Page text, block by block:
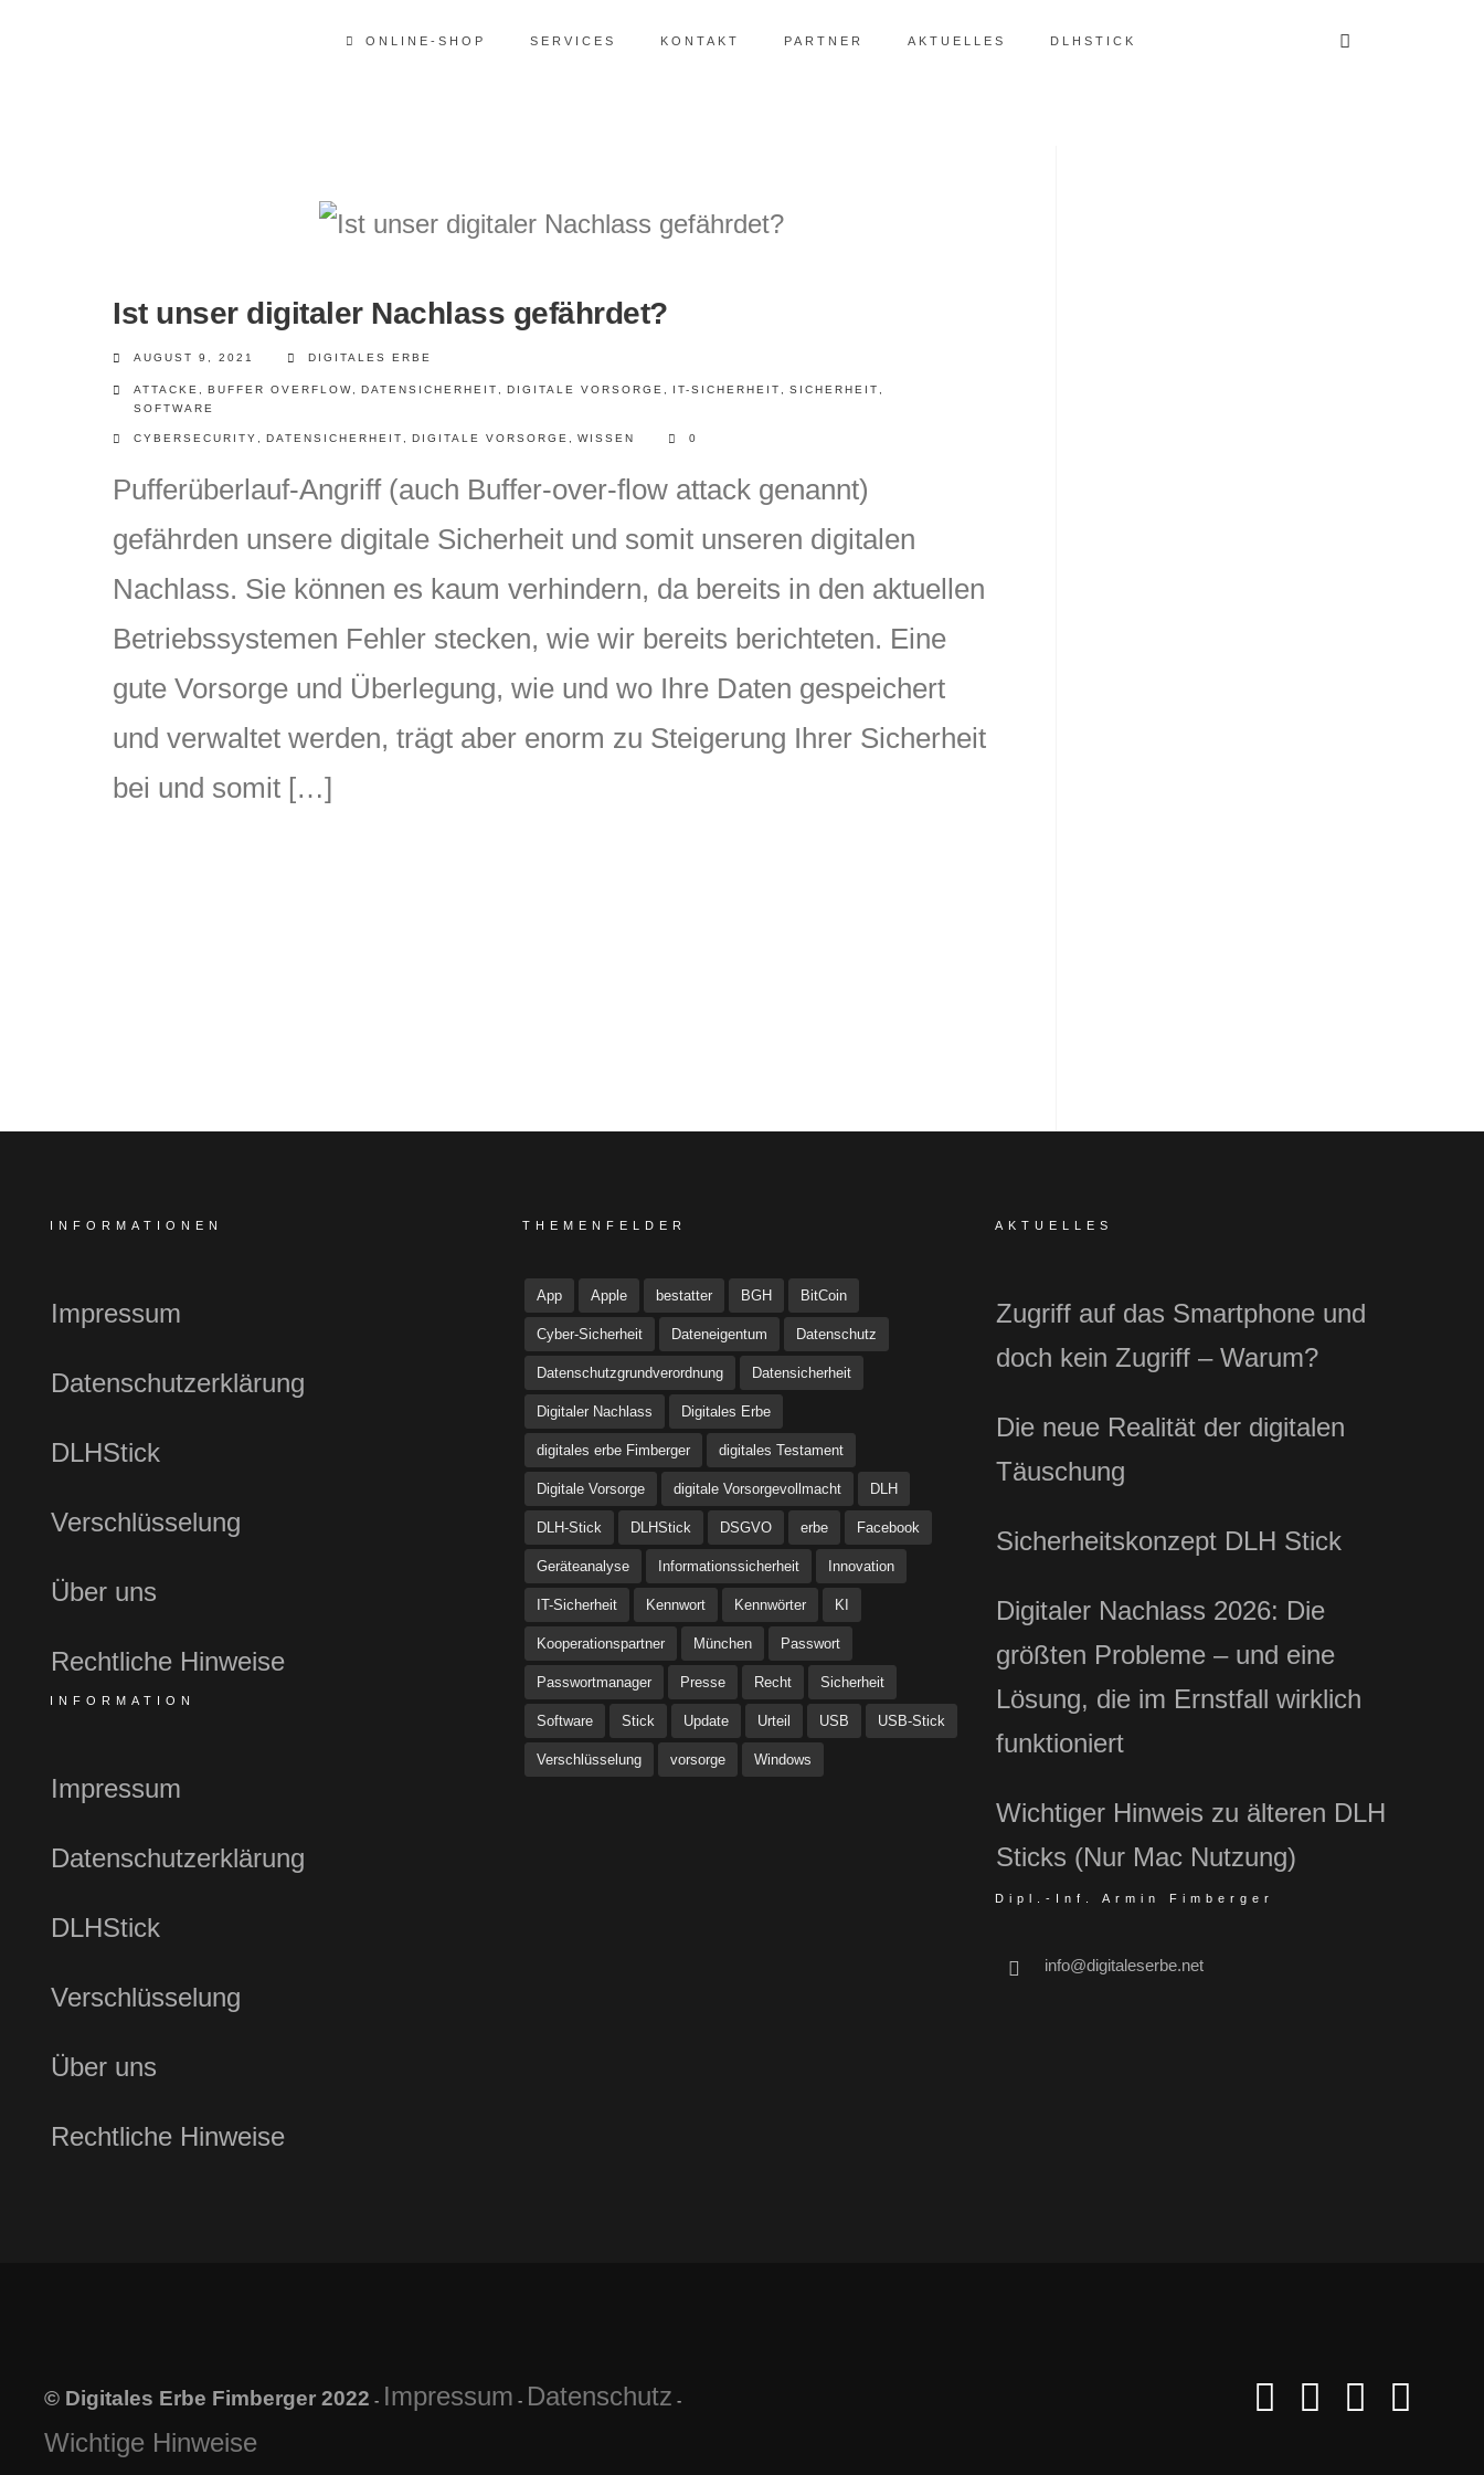
ONLINE-SHOP SERVICES KONTAKT PARTNER AKTUELLES DLHSTICK
Ist unser digitaler Nachlass gefährdet?
AUGUST 9, 2021 DIGITALES ERBE
ATTACKE BUFFER OVERFLOW DATENSICHERHEIT DIGITALE VORSORGE IT-SICHERHEIT SICHERHEIT
SOFTWARE
CYBERSECURITY DATENSICHERHEIT DIGITALE VORSORGE WISSEN 0
Pufferüberlauf-Angriff (auch Buffer-over-flow attack genannt)
gefährden unsere digitale Sicherheit und somit unseren digitalen
Nachlass. Sie können es kaum verhindern, da bereits in den aktuellen
Betriebssystemen Fehler stecken, wie wir bereits berichteten. Eine
gute Vorsorge und Überlegung, wie und wo Ihre Daten gespeichert
und verwaltet werden, trägt aber enorm zu Steigerung Ihrer Sicherheit
bei und somit […]
INFORMATIONEN
Impressum
Datenschutzerklärung
DLHStick
Verschlüsselung
Über uns
Rechtliche Hinweise
INFORMATION
Impressum
Datenschutzerklärung
DLHStick
Verschlüsselung
Über uns
Rechtliche Hinweise
THEMENFELDER
App Apple bestatter BGH BitCoin
Cyber-Sicherheit Dateneigentum Datenschutz
Datenschutzgrundverordnung Datensicherheit
Digitaler Nachlass Digitales Erbe
digitales erbe Fimberger digitales Testament
Digitale Vorsorge digitale Vorsorgevollmacht DLH
DLH-Stick DLHStick DSGVO erbe Facebook
Geräteanalyse Informationssicherheit Innovation
IT-Sicherheit Kennwort Kennwörter KI
Kooperationspartner München Passwort
Passwortmanager Presse Recht Sicherheit
Software Stick Update Urteil USB USB-Stick
Verschlüsselung vorsorge Windows
AKTUELLES
Zugriff auf das Smartphone und
doch kein Zugriff – Warum?
Die neue Realität der digitalen
Täuschung
Sicherheitskonzept DLH Stick
Digitaler Nachlass 2026: Die
größten Probleme – und eine
Lösung, die im Ernstfall wirklich
funktioniert
Wichtiger Hinweis zu älteren DLH
Sticks (Nur Mac Nutzung)
Dipl.-Inf. Armin Fimberger
info@digitaleserbe.net
© Digitales Erbe Fimberger 2022 - Impressum - Datenschutz -
Wichtige Hinweise